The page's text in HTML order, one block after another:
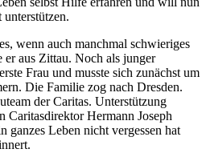
wenn auch manchmal schwieriges
aus Zittau. Noch als junger
Frau und musste sich zunächst um
Die Familie zog nach Dresden.
der Caritas. Unterstützung
Caritasdirektor Hermann Joseph
ganzes Leben nicht vergessen hat